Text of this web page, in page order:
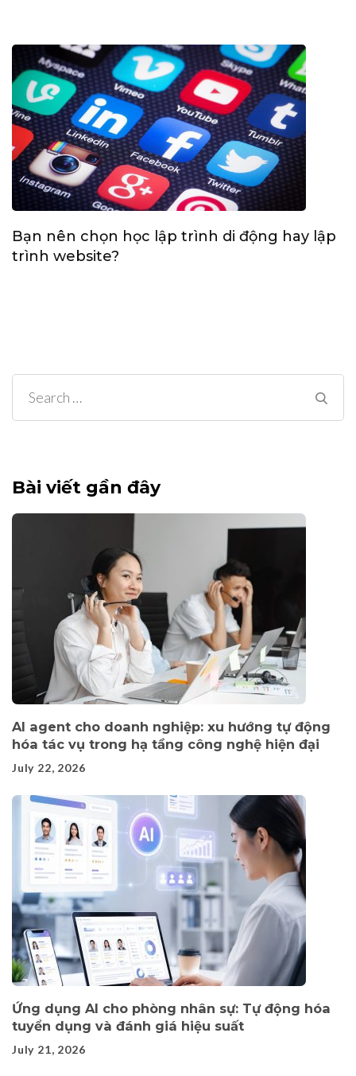
Bạn nên chọn học lập trình di động hay lập
trình website?
Search
for:
Bài viết gần đây
AI agent cho doanh nghiệp: xu hướng tự động
hóa tác vụ trong hạ tầng công nghệ hiện đại
July 22, 2026
Ứng dụng AI cho phòng nhân sự: Tự động hóa
tuyển dụng và đánh giá hiệu suất
July 21, 2026